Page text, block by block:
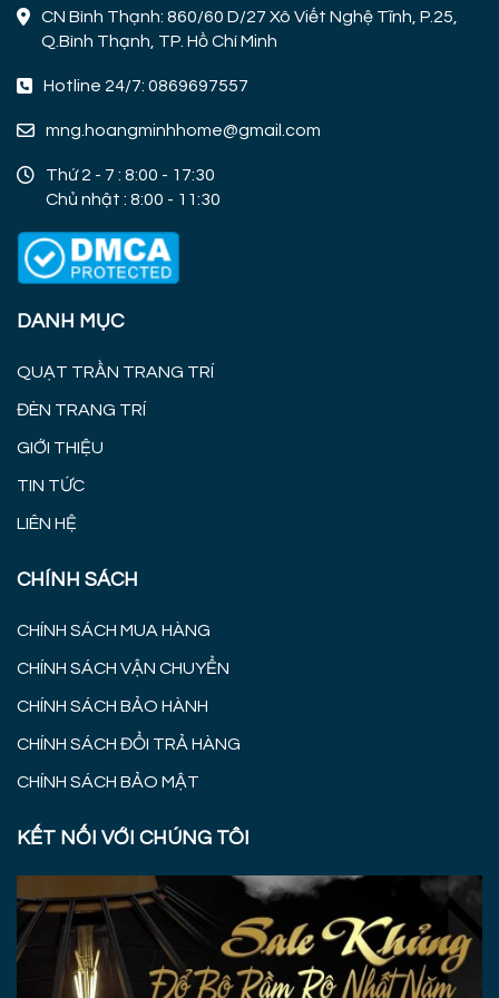
CN Bình Thạnh: 860/60 D/27 Xô Viết Nghệ Tĩnh, P.25,
Q.Bình Thạnh, TP. Hồ Chí Minh
Hotline 24/7: 0869697557
mng.hoangminhhome@gmail.com
Thứ 2 - 7 : 8:00 - 17:30
Chủ nhật : 8:00 - 11:30
DANH MỤC
QUẠT TRẦN TRANG TRÍ
ĐÈN TRANG TRÍ
GIỚI THIỆU
TIN TỨC
LIÊN HỆ
CHÍNH SÁCH
CHÍNH SÁCH MUA HÀNG
CHÍNH SÁCH VẬN CHUYỂN
CHÍNH SÁCH BẢO HÀNH
CHÍNH SÁCH ĐỔI TRẢ HÀNG
CHÍNH SÁCH BẢO MẬT
KẾT NỐI VỚI CHÚNG TÔI